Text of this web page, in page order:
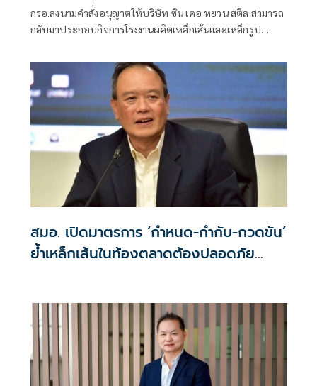
กรอ.ลงนามคำสั่งอนุญาตให้บริษัท ซิน เคอ หยวน สตีล สามารถ
กลับมาประกอบกิจการโรงงานผลิตเหล็กเส้นและเหล็กรูป
ปรับปรุงโรงงานต่อเนื่องตามลำดับขั้นตอน
สมอ. เปิดมาตรการ ‘กำหนด-กำกับ-กวดขัน’
ย้ำเหล็กเส้นในท้องตลาดต้องปลอดภัย